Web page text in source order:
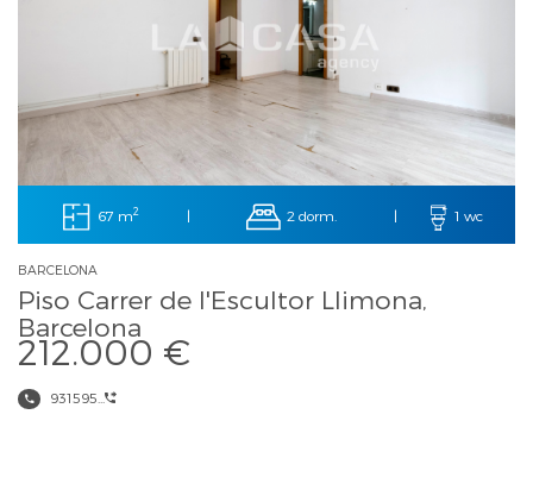
67 m2 | 2 dorm. | 1 wc
BARCELONA
Piso Carrer de l'Escultor Llimona,
Barcelona
212.000 €
931595...